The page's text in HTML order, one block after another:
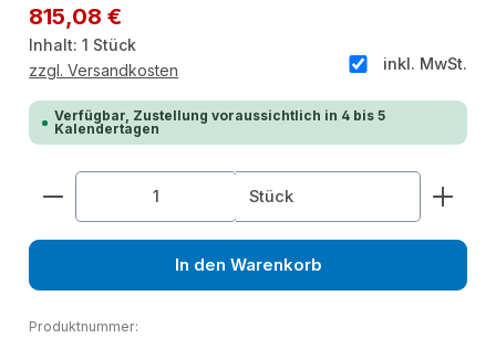
Regulärer Preis:
815,08 €
Inhalt:1 Stück
inkl. MwSt.
zzgl. Versandkosten
Verfügbar, Zustellung voraussichtlich in 4 bis 5
Kalendertagen
Produkt Anzahl: Gib den gewünschten Wert
Stück
In den Warenkorb
Produktnummer: